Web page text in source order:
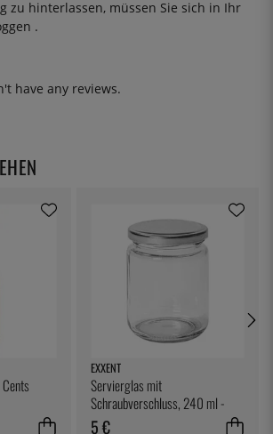
zu hinterlassen, müssen Sie sich in Ihr
.
have any reviews.
EXXENT
Servierglas mit
Schraubverschluss, 240 ml -
Exxent
5 €